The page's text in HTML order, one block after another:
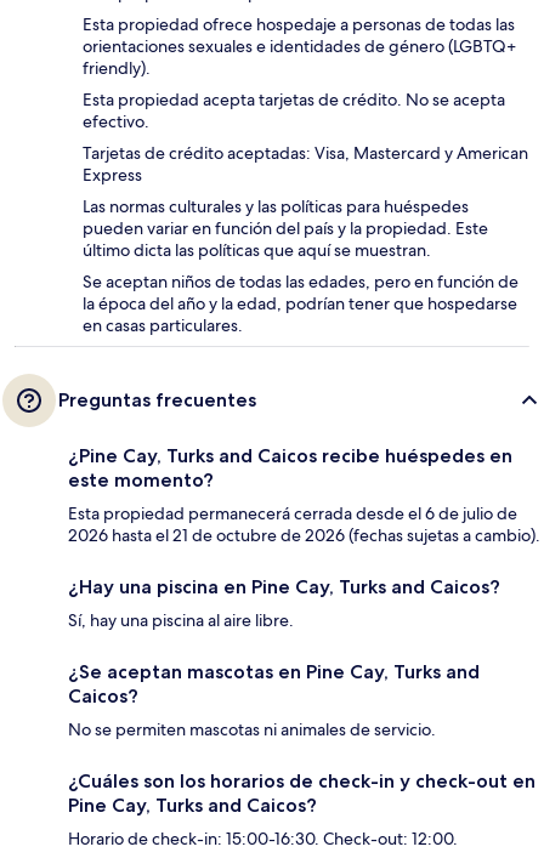
Esta propiedad ofrece hospedaje a personas de todas las
orientaciones sexuales e identidades de género (LGBTQ+
friendly).
Esta propiedad acepta tarjetas de crédito. No se acepta
efectivo.
Tarjetas de crédito aceptadas: Visa, Mastercard y American
Express
Las normas culturales y las políticas para huéspedes
pueden variar en función del país y la propiedad. Este
último dicta las políticas que aquí se muestran.
Se aceptan niños de todas las edades, pero en función de
la época del año y la edad, podrían tener que hospedarse
en casas particulares.
Preguntas frecuentes
¿Pine Cay, Turks and Caicos recibe huéspedes en
este momento?
Esta propiedad permanecerá cerrada desde el 6 de julio de
2026 hasta el 21 de octubre de 2026 (fechas sujetas a cambio).
¿Hay una piscina en Pine Cay, Turks and Caicos?
Sí, hay una piscina al aire libre.
¿Se aceptan mascotas en Pine Cay, Turks and
Caicos?
No se permiten mascotas ni animales de servicio.
¿Cuáles son los horarios de check-in y check-out en
Pine Cay, Turks and Caicos?
Horario de check-in: 15:00-16:30. Check-out: 12:00.